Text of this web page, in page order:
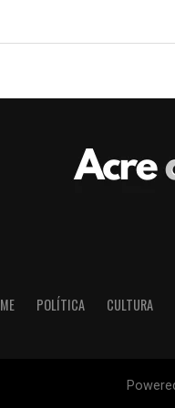
POLÍTICA CULTURA